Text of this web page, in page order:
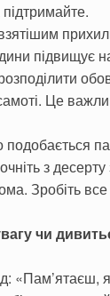
підвищує
Це
подобається
з
Зробіть
чи
«Пам’ятаєш,